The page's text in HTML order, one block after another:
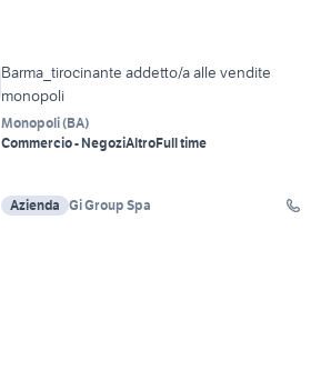
Barma_tirocinante addetto/a alle vendite
monopoli
Monopoli(BA)
Commercio - NegoziAltroFull time
Azienda Gi Group Spa